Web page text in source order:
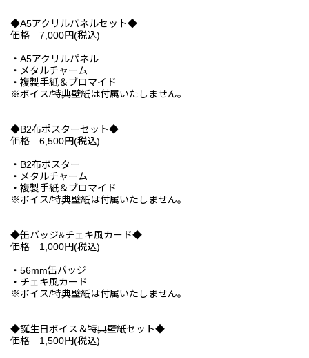
◆A5アクリルパネルセット◆
価格 7,000円(税込)
・A5アクリルパネル
・メタルチャーム
・複製手紙＆ブロマイド
※ボイス/特典壁紙は付属いたしません。
◆B2布ポスターセット◆
価格 6,500円(税込)
・B2布ポスター
・メタルチャーム
・複製手紙＆ブロマイド
※ボイス/特典壁紙は付属いたしません。
◆缶バッジ&チェキ風カード◆
価格 1,000円(税込)
・56mm缶バッジ
・チェキ風カード
※ボイス/特典壁紙は付属いたしません。
◆誕生日ボイス＆特典壁紙セット◆
価格 1,500円(税込)